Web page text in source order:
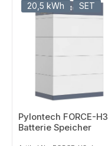
20,5 kWh SET
Pylontech FORCE-H3
Batterie Speicher